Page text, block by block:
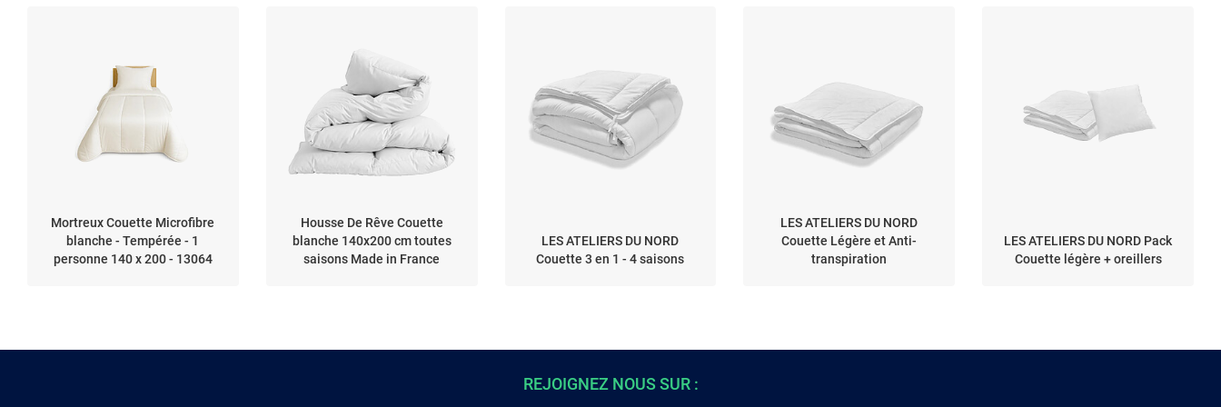
Mortreux Couette Microfibre
blanche - Tempérée - 1
personne 140 x 200 - 13064
Housse De Rêve Couette
blanche 140x200 cm toutes
saisons Made in France
LES ATELIERS DU NORD
Couette 3 en 1 - 4 saisons
LES ATELIERS DU NORD
Couette Légère et Anti-
transpiration
LES ATELIERS DU NORD Pack
Couette légère + oreillers
REJOIGNEZ NOUS SUR :